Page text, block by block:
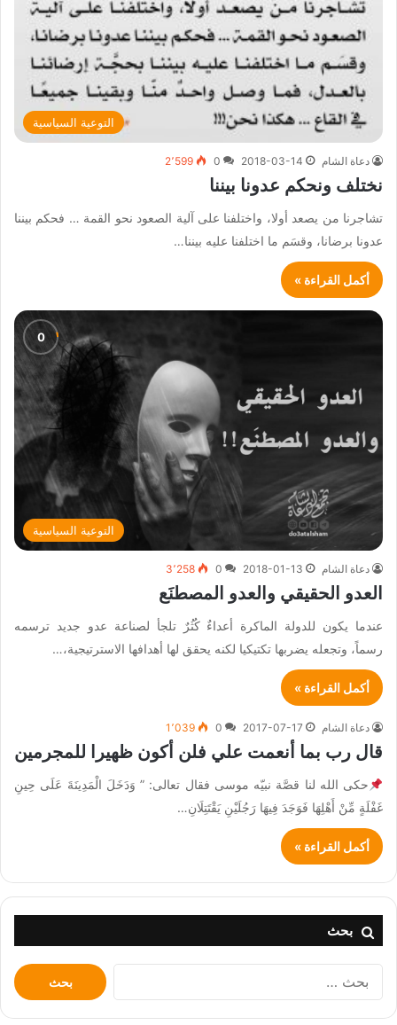
التوعية السياسية
دعاة الشام 2018-03-14
0 2٬599
نختلف ونحكم عدونا بيننا
تشاجرنا من يصعد أولا، واختلفنا على آلية الصعود نحو القمة … فحكم بيننا
عدونا برضانا، وقسَم ما اختلفنا عليه بيننا…
أكمل القراءة »
التوعية السياسية
دعاة الشام 2018-01-13
0 3٬258
العدو الحقيقي والعدو المصطنَع
عندما يكون للدولة الماكرة أعداءٌ كُثُرٌ تلجأ لصناعة عدو جديد ترسمه
رسماً، وتجعله يضربها تكتيكيا لكنه يحقق لها أهدافها الاسترتيجية،…
أكمل القراءة »
دعاة الشام 2017-07-17
0 1٬039
قال رب بما أنعمت علي فلن أكون ظهيرا للمجرمين
حكى الله لنا قصَّة نبيّه موسى فقال تعالى: ” وَدَخَلَ الْمَدِينَةَ عَلَى حِينِ
غَفْلَةٍ مِّنْ أَهْلِهَا فَوَجَدَ فِيهَا رَجُلَيْنِ يَقْتَتِلَانِ…
أكمل القراءة »
بحث
البحث
عن: